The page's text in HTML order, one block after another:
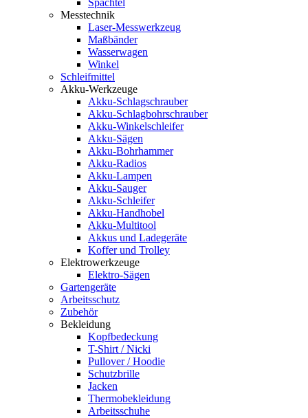
Spachtel
Messtechnik
Laser-Messwerkzeug
Maßbänder
Wasserwagen
Winkel
Schleifmittel
Akku-Werkzeuge
Akku-Schlagschrauber
Akku-Schlagbohrschrauber
Akku-Winkelschleifer
Akku-Sägen
Akku-Bohrhammer
Akku-Radios
Akku-Lampen
Akku-Sauger
Akku-Schleifer
Akku-Handhobel
Akku-Multitool
Akkus und Ladegeräte
Koffer und Trolley
Elektrowerkzeuge
Elektro-Sägen
Gartengeräte
Arbeitsschutz
Zubehör
Bekleidung
Kopfbedeckung
T-Shirt / Nicki
Pullover / Hoodie
Schutzbrille
Jacken
Thermobekleidung
Arbeitsschuhe